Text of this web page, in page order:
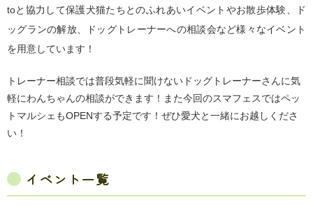
toと協力して保護犬猫たちとのふれあいイベントやお散歩体験、ド
ッグランの解放、ドッグトレーナーへの相談会など様々なイベント
を用意しています！
トレーナー相談では普段気軽に聞けないドッグトレーナーさんに気
軽にわんちゃんの相談ができます！また今回のスマフェスではペッ
トマルシェもOPENする予定です！ぜひ愛犬と一緒にお越しくださ
い！
イベント一覧